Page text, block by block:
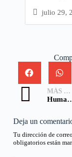
julio 29,
MÁS ANTIGUA
Humanidad, Neutralidad e Imparcialidad:
Deja un
Tu dirección de
obligatorios están